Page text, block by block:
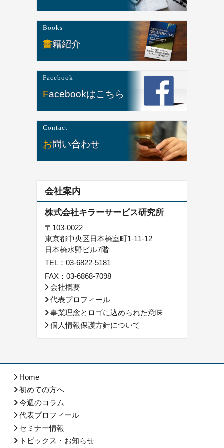
Books
書籍紹介
Facebook
Facebookはこちら
Contact
お問い合わせ
会社案内
株式会社キラーサービス研究所
〒103-0022
東京都中央区日本橋室町1-11-12
日本橋水野ビル7階
TEL： 03-6822-5181
FAX：03-6868-7098
会社概要
代表プロフィール
事業理念とロゴに込められた意味
個人情報保護方針について
Home
初めての方へ
今週のコラム
代表プロフィール
セミナー情報
トピックス・お知らせ